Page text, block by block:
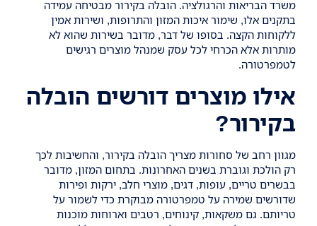
משרד הבריאות והרגולציה. הובלה בקירור מבטיחה עמידה
בתקנים אלו, שימור איכות המזון והתרופות, ושירות אמין
ללקוחות הקצה. בסופו של דבר, מדובר בשירות שהוא לא
מותרות אלא הכרחי לכל עסק שמנהל מוצרים רגישים
לטמפרטורה.
אילו מוצרים דורשים הובלה
בקירור?
מגוון רחב של סחורות מצריך הובלה בקירור, והחשיבות לכך
רק הולכת וגוברת בשנים האחרונות. בתחום המזון, מדובר
בבשרים טריים, עופות, דגים, מוצרי חלב, ירקות ופירות
שדורשים שמירה על טמפרטורה מבוקרת כדי לשמור על
טריותם. גם משקאות, קינוחים, רטבים וארוחות מוכנות